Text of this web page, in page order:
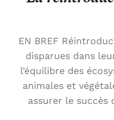
EN BREF
disparues dans
l’équilibre des
animales et
assurer le succès